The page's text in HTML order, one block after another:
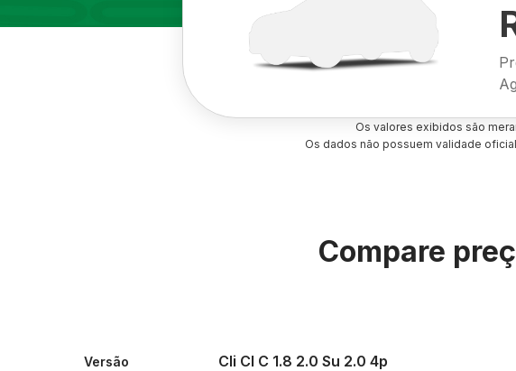
Os valores exibidos são
Os dados não possuem validade
Compare
Versão Cli Cl C 1.8 2.0 Su 2.0 4p